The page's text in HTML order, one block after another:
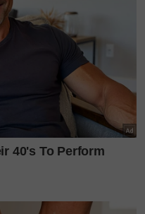
bina jenama,
Atan kini tampil